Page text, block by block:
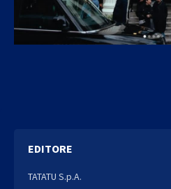
EDITORE
TATATU S.p.A.